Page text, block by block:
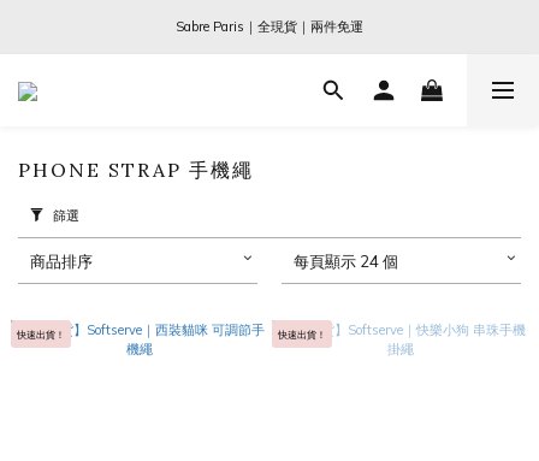
Ogata x 坂本龍一 ｜大師珍藏系列
Sabre Paris｜全現貨｜兩件免運
Ogata x 坂本龍一 ｜大師珍藏系列
PHONE STRAP 手機繩
篩選
商品排序 每頁顯示 24 個
快速出貨！ 快速出貨！